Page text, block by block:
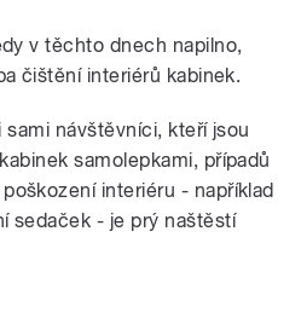
v těchto dnech napilno,
čištění interiérů kabinek.
sami návštěvníci, kteří jsou
samolepkami, případů
interiéru - například
sedaček - je prý naštěstí